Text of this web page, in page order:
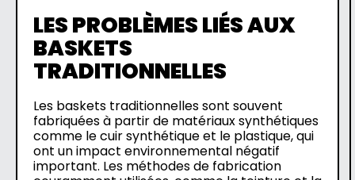
LES PROBLÈMES LIÉS AUX
BASKETS
TRADITIONNELLES
Les baskets traditionnelles sont souvent
fabriquées à partir de matériaux synthétiques
comme le cuir synthétique et le plastique, qui
ont un impact environnemental négatif
important. Les méthodes de fabrication